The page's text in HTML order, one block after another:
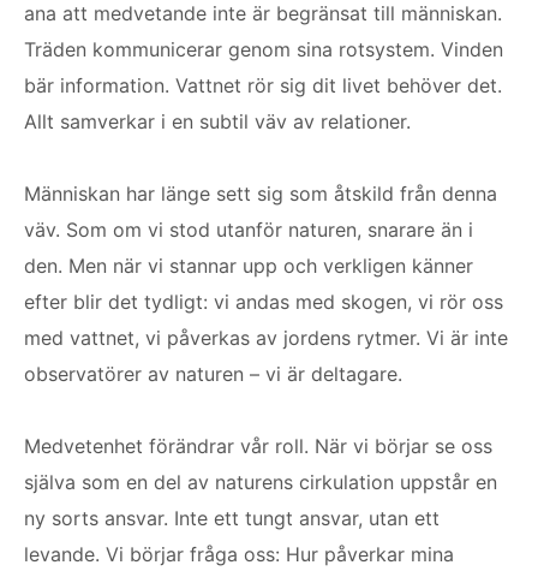
ana att medvetande inte är begränsat till människan.
Träden kommunicerar genom sina rotsystem. Vinden
bär information. Vattnet rör sig dit livet behöver det.
Allt samverkar i en subtil väv av relationer.
Människan har länge sett sig som åtskild från denna
väv. Som om vi stod utanför naturen, snarare än i
den. Men när vi stannar upp och verkligen känner
efter blir det tydligt: vi andas med skogen, vi rör oss
med vattnet, vi påverkas av jordens rytmer. Vi är inte
observatörer av naturen – vi är deltagare.
Medvetenhet förändrar vår roll. När vi börjar se oss
själva som en del av naturens cirkulation uppstår en
ny sorts ansvar. Inte ett tungt ansvar, utan ett
levande. Vi börjar fråga oss: Hur påverkar mina